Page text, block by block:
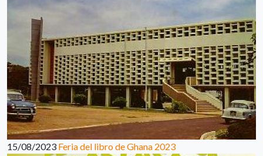
15/08/2023 Feria del libro de Ghana 2023